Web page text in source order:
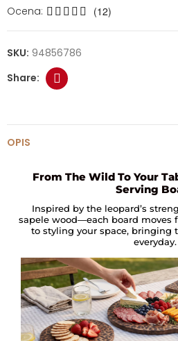
Ocena: (12)
SKU: 94856786
OPIS
From The Wild To Your
Serving
Inspired by the leopard’s
sapele wood—each board moves
to styling your space, bringing
everyday.